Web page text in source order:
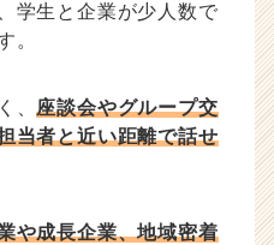
学生と企業が少人数で
。
、座談会やグループ交
当者と近い距離で話せ
や成長企業、地域密着